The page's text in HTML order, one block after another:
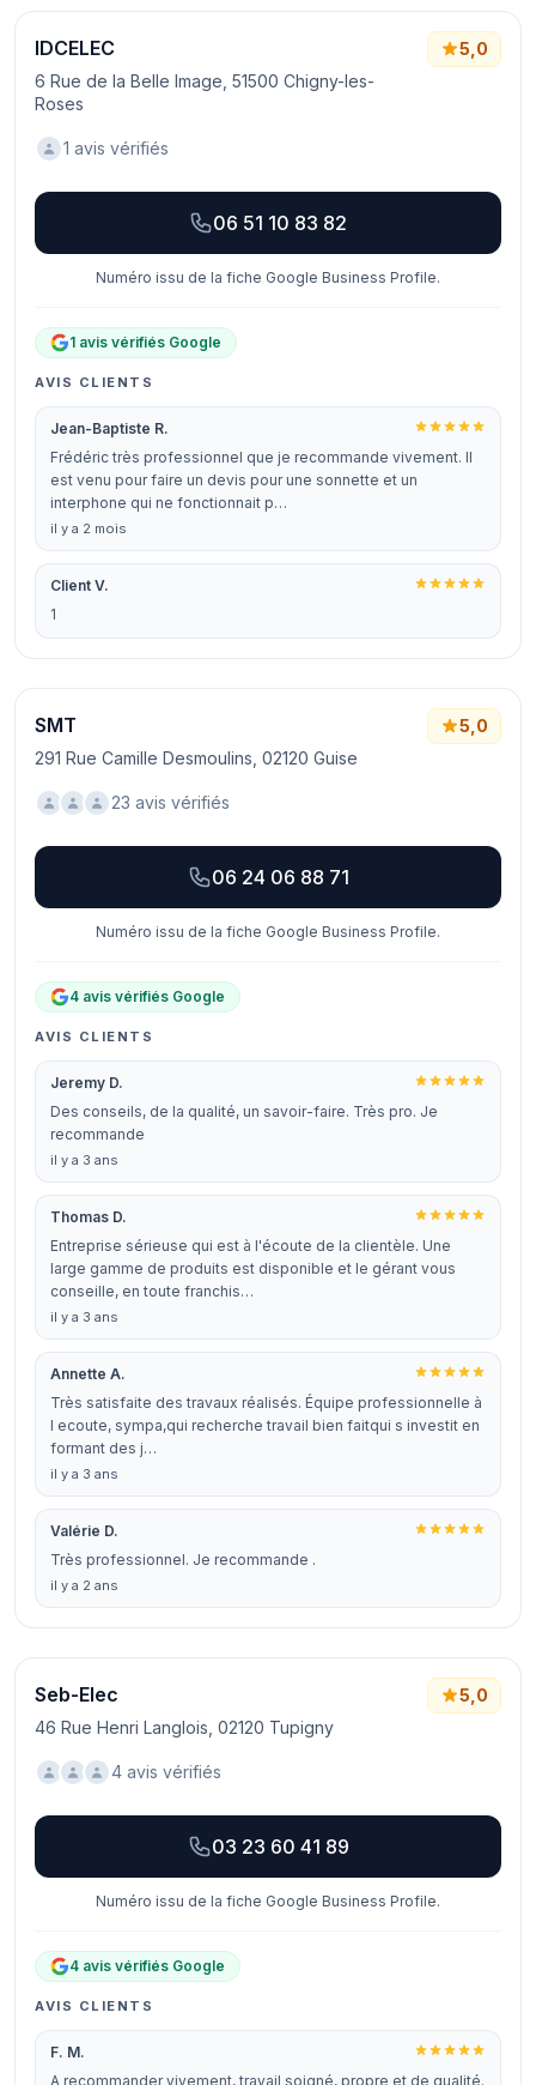
IDCELEC
6 Rue de la Belle Image, 51500 Chigny-les-
Roses
5,0
1 avis vérifiés
06 51 10 83 82
Numéro issu de la fiche Google Business Profile.
1 avis vérifiés Google
AVIS CLIENTS
Jean-Baptiste R.
Frédéric très professionnel que je recommande vivement. Il
est venu pour faire un devis pour une sonnette et un
interphone qui ne fonctionnait p…
il y a 2 mois
Client V.
1
SMT
291 Rue Camille Desmoulins, 02120 Guise
5,0
23 avis vérifiés
06 24 06 88 71
Numéro issu de la fiche Google Business Profile.
4 avis vérifiés Google
AVIS CLIENTS
Jeremy D.
Des conseils, de la qualité, un savoir-faire. Très pro. Je
recommande
il y a 3 ans
Thomas D.
Entreprise sérieuse qui est à l'écoute de la clientèle. Une
large gamme de produits est disponible et le gérant vous
conseille, en toute franchis…
il y a 3 ans
Annette A.
Très satisfaite des travaux réalisés. Équipe professionnelle à
l ecoute, sympa,qui recherche travail bien faitqui s investit en
formant des j…
il y a 3 ans
Valérie D.
Très professionnel. Je recommande .
il y a 2 ans
Seb-Elec
46 Rue Henri Langlois, 02120 Tupigny
5,0
4 avis vérifiés
03 23 60 41 89
Numéro issu de la fiche Google Business Profile.
4 avis vérifiés Google
AVIS CLIENTS
F. M.
A recommander vivement, travail soigné, propre et de qualité.